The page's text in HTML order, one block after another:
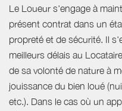
Le Loueur s'engage à
présent contrat dans un
propreté et de sécurité. Il
meilleurs délais au
de sa volonté de nature à
jouissance du bien loué
etc.). Dans le cas où un